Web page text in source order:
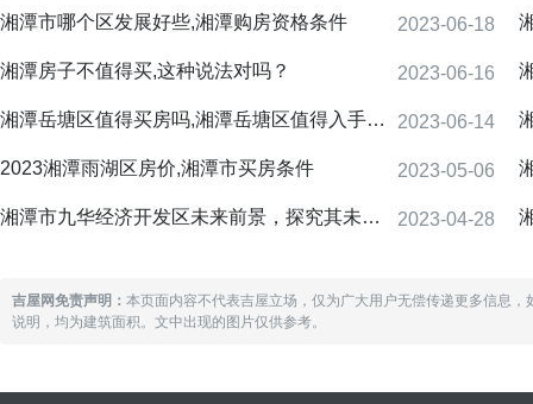
湘潭市哪个区发展好些,湘潭购房资格条件 2023-06-18
湘潭房子不值得买,这种说法对吗？ 2023-06-16
湘潭岳塘区值得买房吗,湘潭岳塘区值得入手的楼盘 2023-06-14
2023湘潭雨湖区房价,湘潭市买房条件 2023-05-06
湘潭市九华经济开发区未来前景，探究其未来的发展方向和市场潜力 2023-04-28
吉屋网免责声明： 本页面内容不代表吉屋立场，仅为广大用户无偿传递更多信息
说明，均为建筑面积。文中出现的图片仅供参考。